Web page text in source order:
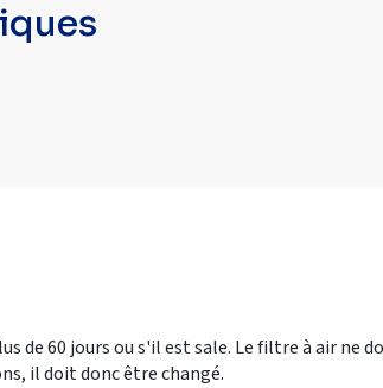
de 60 jours ou s'il est sale. Le filtre à air ne
il doit donc être changé.